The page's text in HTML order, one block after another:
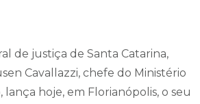
de justiça de Santa Catarina,
Cavallazzi, chefe do Ministério
hoje, em Florianópolis, o seu